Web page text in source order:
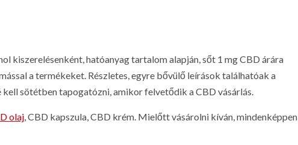
kiszerelésenként, hatóanyag tartalom alapján, sőt 1 mg CBD árára
a termékeket. Részletes, egyre bővülő leírások találhatóak a
sötétben tapogatózni, amikor felvetődik a CBD vásárlás.
olaj, CBD kapszula, CBD krém. Mielőtt vásárolni kíván, mindenképpen